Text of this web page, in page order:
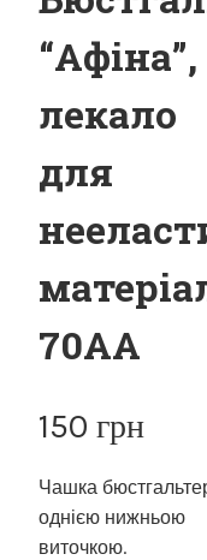
“Афіна”,
лекало
для
70АА
150 грн
Чашка
однією нижньою
виточкою.